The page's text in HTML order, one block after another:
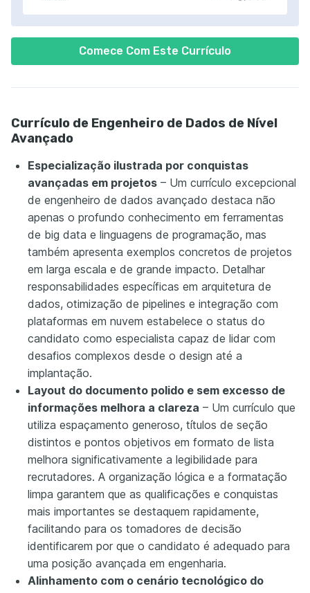
Comece Com Este Currículo
Currículo de Engenheiro de Dados de Nível
Avançado
Especialização ilustrada por conquistas
avançadas em projetos – Um currículo excepcional
de engenheiro de dados avançado destaca não
apenas o profundo conhecimento em ferramentas
de big data e linguagens de programação, mas
também apresenta exemplos concretos de projetos
em larga escala e de grande impacto. Detalhar
responsabilidades específicas em arquitetura de
dados, otimização de pipelines e integração com
plataformas em nuvem estabelece o status do
candidato como especialista capaz de lidar com
desafios complexos desde o design até a
implantação.
Layout do documento polido e sem excesso de
informações melhora a clareza – Um currículo que
utiliza espaçamento generoso, títulos de seção
distintos e pontos objetivos em formato de lista
melhora significativamente a legibilidade para
recrutadores. A organização lógica e a formatação
limpa garantem que as qualificações e conquistas
mais importantes se destaquem rapidamente,
facilitando para os tomadores de decisão
identificarem por que o candidato é adequado para
uma posição avançada em engenharia.
Alinhamento com o cenário tecnológico do